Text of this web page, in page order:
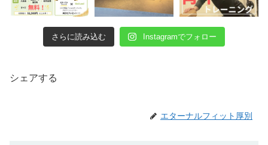
さらに読み込む Instagramでフォロー
シェアする
エターナルフィット厚別